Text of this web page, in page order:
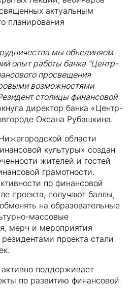
актуальным
планирования
мы объединяем
опыт работы банка "Центр-
просвещения
возможностями
столицы финансовой
директор банка «Центр-
Оксана Рубашкина.
области
культуры» создан
жителей и гостей
грамотности.
по финансовой
проекта, получают баллы,
на образовательные
массовые
мерч и мероприятия
проекта стали
поддерживает
по развитию финансовой